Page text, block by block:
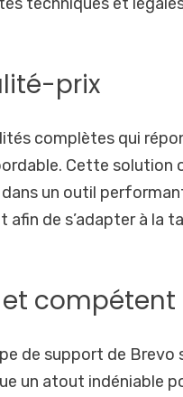
prix
complètes qui
Cette
un outil
de s’adapter à la
compétent
de support de
un atout indéniable